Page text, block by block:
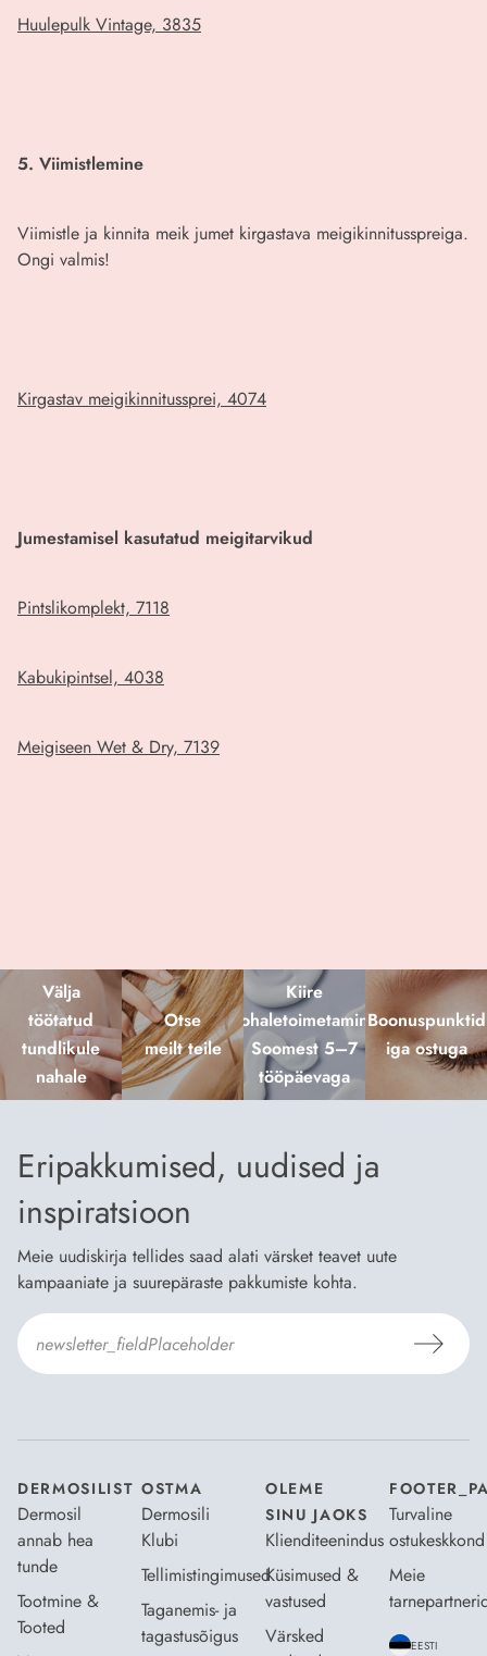
Huulepulk Vintage, 3835
5. Viimistlemine
Viimistle ja kinnita meik jumet kirgastava meigikinnitusspreiga.
Ongi valmis!
Kirgastav meigikinnitussprei, 4074
Jumestamisel kasutatud meigitarvikud
Pintslikomplekt, 7118
Kabukipintsel, 4038
Meigiseen Wet & Dry, 7139
Välja
töötatud
tundlikule
nahale
Otse
meilt teile
Kiire
kohaletoimetamine
Soomest 5–7
tööpäevaga
Boonuspunktid
iga ostuga
Eripakkumised, uudised ja
inspiratsioon
Meie uudiskirja tellides saad alati värsket teavet uute
kampaaniate ja suurepäraste pakkumiste kohta.
DERMOSILIST
Dermosil
annab hea
tunde
Tootmine &
Tooted
OSTMA
Dermosili
Klubi
Tellimistingimused
Taganemis- ja
tagastusõigus
OLEME
SINU JAOKS
Klienditeenindus
Küsimused &
vastused
Värsked
Turvaline
ostukeskkond
Meie
EESTI